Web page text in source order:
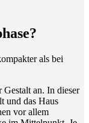
als bei
Gestalt an. In dieser
und das Haus
vor allem